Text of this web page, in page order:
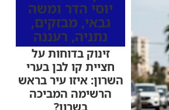
יוסי הדר ומשה
גבאי, מבזקים,
נתניה, רעננה
זינוק בדוחות על
חציית קו לבן בערי
השרון: איזו עיר בראש
הרשימה המביכה
בשרון?